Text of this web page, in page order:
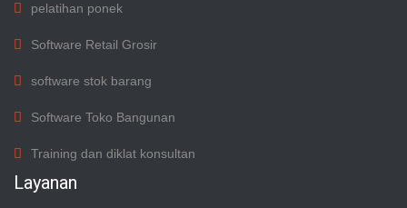
pelatihan ponek
Software Retail Grosir
software stok barang
Software Toko Bangunan
Training dan diklat konsultan
Layanan